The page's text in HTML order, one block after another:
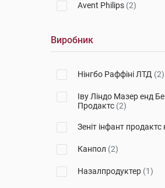
Avent Philips (2)
Виробник
Нінгбо Раффіні ЛТД (2)
Іву Ліндо Мазер енд
Продактс (2)
Зеніт інфант продактс
Канпол (2)
Назалпродуктер (1)